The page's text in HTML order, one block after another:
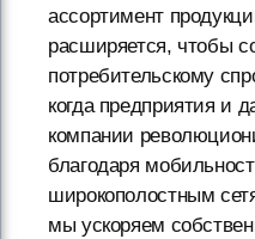
ассортимент
расширяется, чтобы
потребительскому
когда предприятия и
компании
благодаря
широкополостным
мы ускоряем